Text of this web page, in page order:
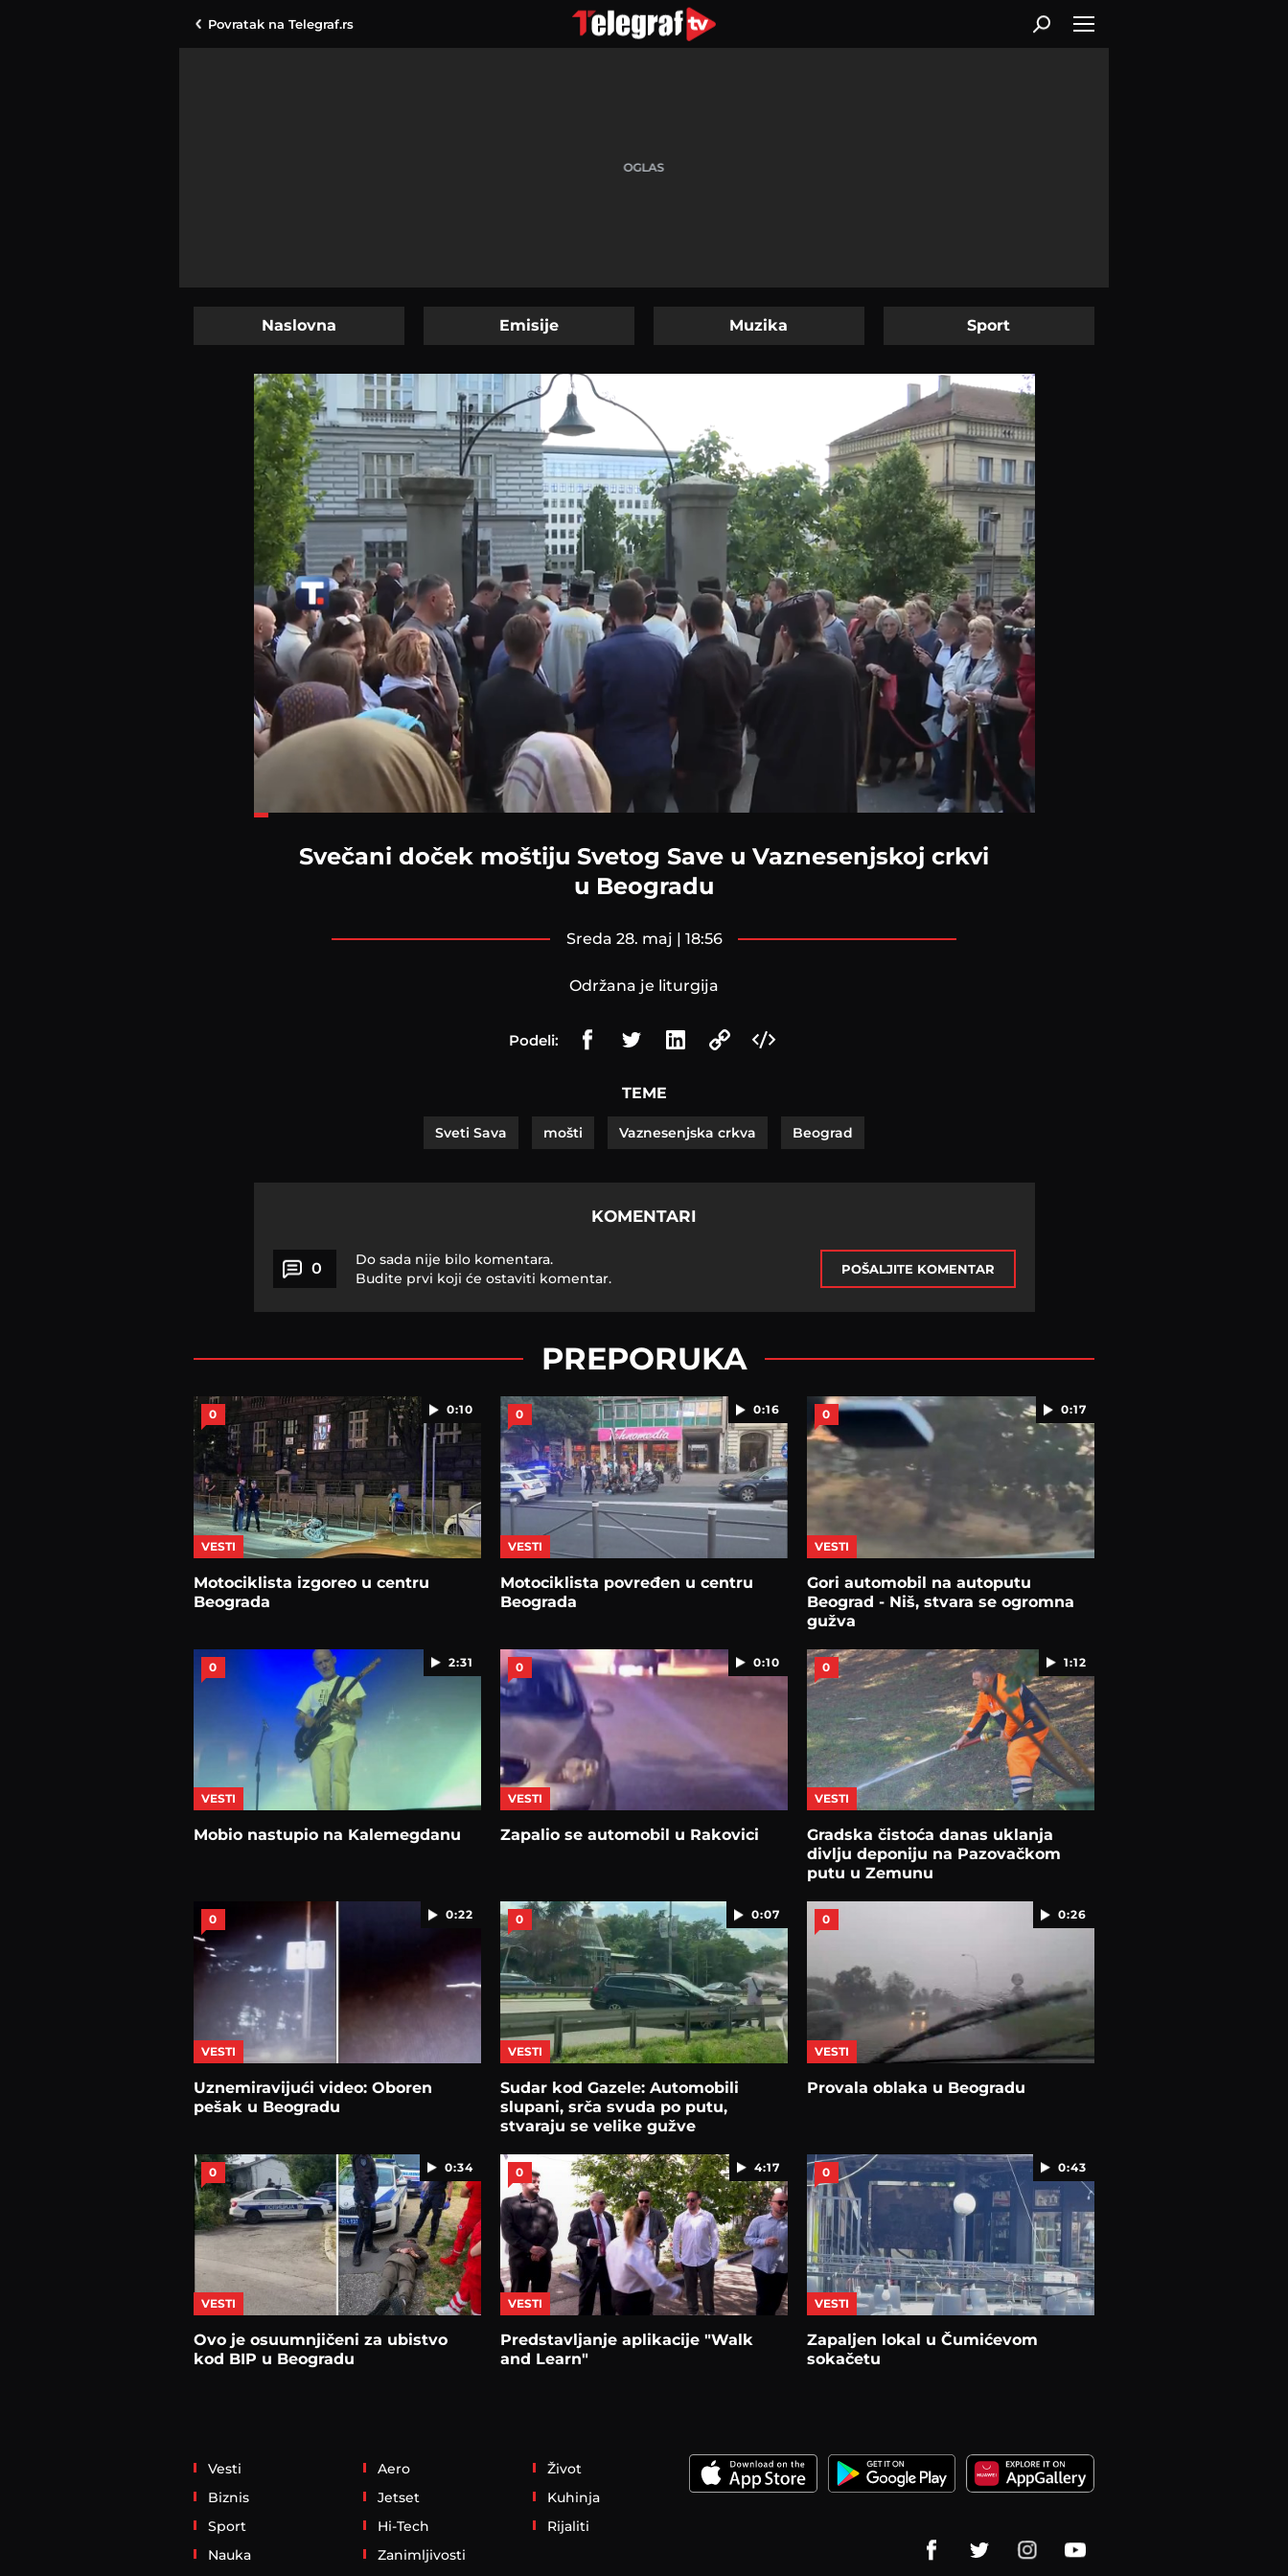
Povratak na Telegraf.rs
Naslovna Emisije Muzika Sport
Svečani doček moštiju Svetog Save u Vaznesenjskoj crkvi
u Beogradu
sreda 28. maj | 18:56
Održana je liturgija
Podeli:
TEME
Sveti Sava mošti Vaznesenjska crkva Beograd
KOMENTARI
0
Do sada nije bilo komentara.
Budite prvi koji će ostaviti komentar.
POŠALJITE KOMENTAR
PREPORUKA
0:10
0
VESTI
Motociklista izgoreo u centru
Beograda
0:16
0
VESTI
Motociklista povređen u centru
Beograda
0:17
0
VESTI
Gori automobil na autoputu
Beograd - Niš, stvara se ogromna
gužva
2:31
0
VESTI
Mobio nastupio na Kalemegdanu
0:10
0
VESTI
Zapalio se automobil u Rakovici
1:12
0
VESTI
Gradska čistoća danas uklanja
divlju deponiju na Pazovačkom
putu u Zemunu
0:22
0
VESTI
Uznemiravijući video: Oboren
pešak u Beogradu
0:07
0
VESTI
Sudar kod Gazele: Automobili
slupani, srča svuda po putu,
stvaraju se velike gužve
0:26
0
VESTI
Provala oblaka u Beogradu
0:34
0
VESTI
Ovo je osuumnjičeni za ubistvo
kod BIP u Beogradu
4:17
0
VESTI
Predstavljanje aplikacije "Walk
and Learn"
0:43
0
VESTI
Zapaljen lokal u Čumićevom
sokačetu
Vesti
Biznis
Sport
Nauka
Aero
Jetset
Hi-Tech
Zanimljivosti
Život
Kuhinja
Rijaliti